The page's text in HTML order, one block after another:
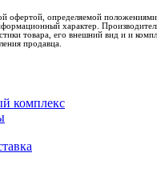
офертой, определяемой
характер.
товара, его внешний вид и и
продавца.
комплекс